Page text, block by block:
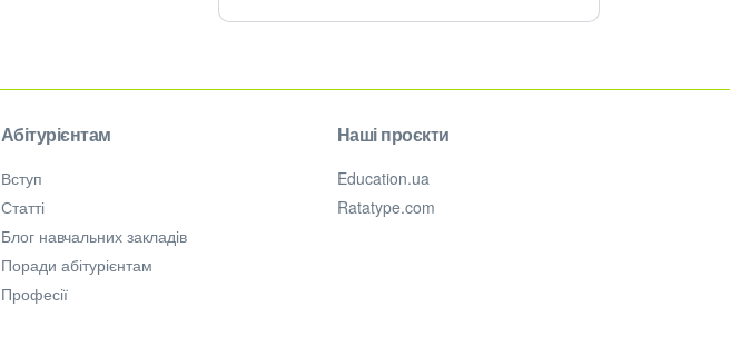
Абітурієнтам
Вступ
Статті
Блог навчальних закладів
Поради абітурієнтам
Професії
Наші проєкти
Education.ua
Ratatype.com